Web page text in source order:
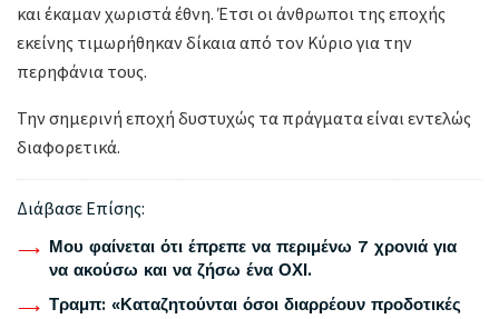
και έκαμαν χωριστά έθνη. Έτσι οι άνθρωποι της εποχής
εκείνης τιμωρήθηκαν δίκαια από τον Κύριο για την
περηφάνια τους.
Την σημερινή εποχή δυστυχώς τα πράγματα είναι εντελώς
διαφορετικά.
Διάβασε Επίσης:
Μου φαίνεται ότι έπρεπε να περιμένω 7 χρονιά για
να ακούσω και να ζήσω ένα ΟΧΙ.
Τραμπ: «Καταζητούνται όσοι διαρρέουν προδοτικές